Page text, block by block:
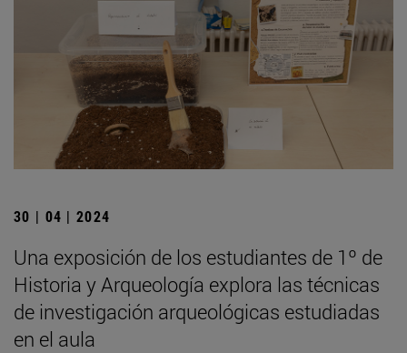
30 | 04 | 2024
Una exposición de los estudiantes de 1º de
Historia y Arqueología explora las técnicas
de investigación arqueológicas estudiadas
en el aula